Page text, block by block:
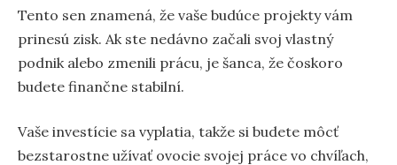
Tento sen znamená, že vaše budúce projekty vám
prinesú zisk. Ak ste nedávno začali svoj vlastný
podnik alebo zmenili prácu, je šanca, že čoskoro
budete finančne stabilní.
Vaše investície sa vyplatia, takže si budete môcť
bezstarostne užívať ovocie svojej práce vo chvíľach,